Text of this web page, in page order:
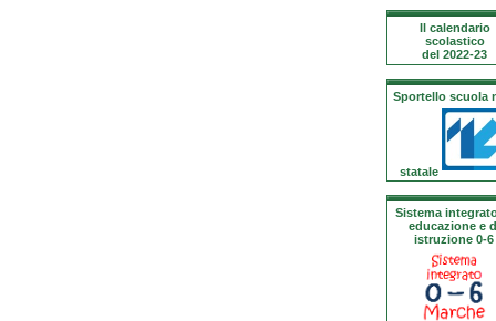
Il calendario
scolastico
del 2022-23
Sportello scuola
statale
Sistema
educazione e
istruzione 0-6